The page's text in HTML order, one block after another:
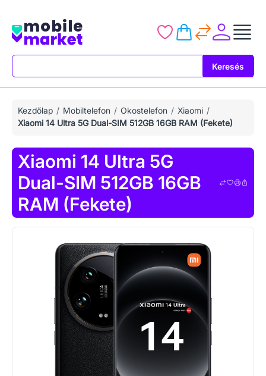
Keresés
Kezdőlap Mobiltelefon Okostelefon
Xiaomi
Xiaomi 14 Ultra 5G Dual-SIM 512GB 16GB RAM (Fekete)
Xiaomi 14 Ultra 5G
Dual-SIM 512GB 16GB
RAM (Fekete)